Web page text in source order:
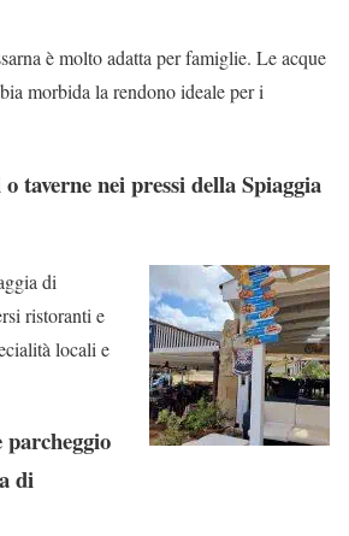
è molto adatta per famiglie. Le acque
morbida la rendono ideale per i
taverne nei pressi della Spiaggia
di
ristoranti e
locali e
di